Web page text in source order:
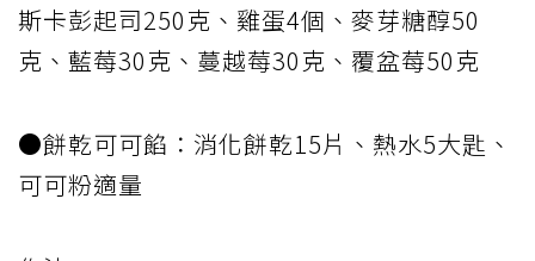
斯卡彭起司250克、雞蛋4個、麥芽糖醇50
克、藍莓30克、蔓越莓30克、覆盆莓50克
●餅乾可可餡：消化餅乾15片、熱水5大匙、
可可粉適量